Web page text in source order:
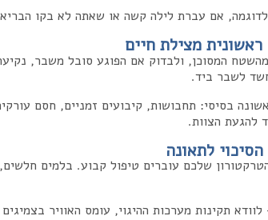
אם עברת לילה קשה או שאתה לא בקו
מצילת חיים
לשבר ביד.
לתאונה
שלכם עוברים טיפול קבוע. בלמים
תקינות מערכות ההיגוי, עומס האוויר